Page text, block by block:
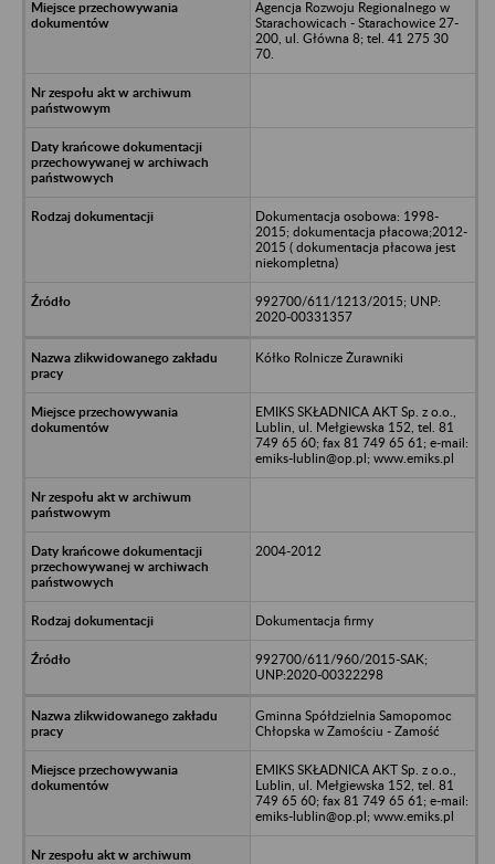
Agencja Rozwoju Regionalnego w
Starachowicach - Starachowice 27-
200, ul. Główna 8; tel. 41 275 30
70.
Dokumentacja osobowa: 1998-
2015; dokumentacja płacowa;2012-
2015 ( dokumentacja płacowa jest
niekompletna)
992700/611/1213/2015; UNP:
2020-00331357
Kółko Rolnicze Żurawniki
EMIKS SKŁADNICA AKT Sp. z o.o.,
Lublin, ul. Mełgiewska 152, tel. 81
749 65 60; fax 81 749 65 61; e-mail:
emiks-lublin@op.pl; www.emiks.pl
2004-2012
Dokumentacja firmy
992700/611/960/2015-SAK;
UNP:2020-00322298
Gminna Spółdzielnia Samopomoc
Chłopska w Zamościu - Zamość
EMIKS SKŁADNICA AKT Sp. z o.o.,
Lublin, ul. Mełgiewska 152, tel. 81
749 65 60; fax 81 749 65 61; e-mail:
emiks-lublin@op.pl; www.emiks.pl